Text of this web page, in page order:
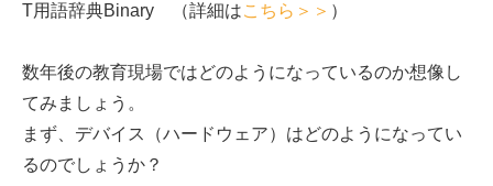
T用語辞典Binary （詳細はこちら＞＞ ）
数年後の教育現場ではどのようになっているのか想像し
てみましょう。
まず、デバイス（ハードウェア）はどのようになってい
るのでしょうか？